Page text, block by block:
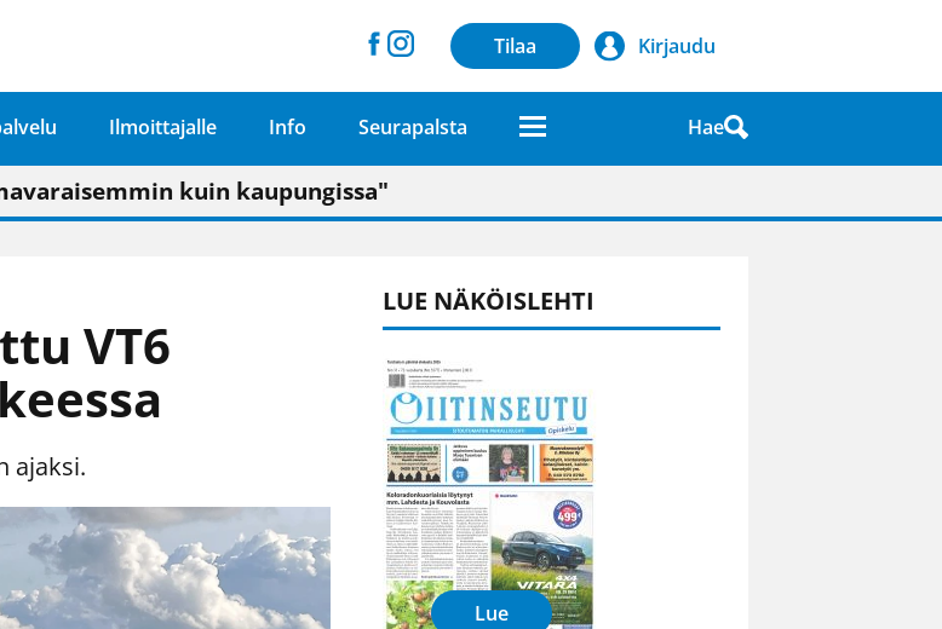
Tilaa Kirjaudu
Ilmoittajalle Info Seurapalsta Hae
hieman parempana painojäljen laatuna lehdessä
keskustavisiotyön”
kuin kaupungissa"
VT6
ajaksi.
LUE NÄKÖISLEHTI
Lue